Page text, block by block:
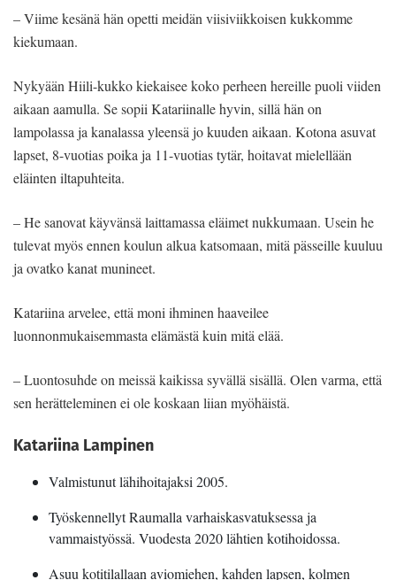
– Viime kesänä hän opetti meidän viisiviikkoisen kukkomme
kiekumaan.
Nykyään Hiili-kukko kiekaisee koko perheen hereille puoli viiden
aikaan aamulla. Se sopii Katariinalle hyvin, sillä hän on
lampolassa ja kanalassa yleensä jo kuuden aikaan. Kotona asuvat
lapset, 8-vuotias poika ja 11-vuotias tytär, hoitavat mielellään
eläinten iltapuhteita.
– He sanovat käyvänsä laittamassa eläimet nukkumaan. Usein he
tulevat myös ennen koulun alkua katsomaan, mitä pässeille kuuluu
ja ovatko kanat munineet.
Katariina arvelee, että moni ihminen haaveilee
luonnonmukaisemmasta elämästä kuin mitä elää.
– Luontosuhde on meissä kaikissa syvällä sisällä. Olen varma, että
sen herätteleminen ei ole koskaan liian myöhäistä.
Katariina Lampinen
Valmistunut lähihoitajaksi 2005.
Työskennellyt Raumalla varhaiskasvatuksessa ja
vammaistyössä. Vuodesta 2020 lähtien kotihoidossa.
Asuu kotitilallaan aviomiehen, kahden lapsen, kolmen